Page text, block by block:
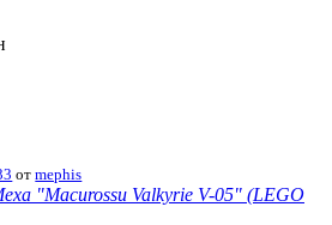
отmephis
"Macurossu Valkyrie V-05" (LEGO